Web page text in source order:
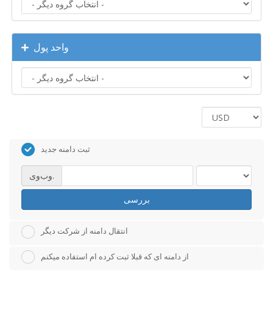
واحد پول
ثبت دامنه جدید
وب‌وی.
بررسی
انتقال دامنه از شرکت دیگر
از دامنه ای که قبلا ثبت کرده ام استفاده میکنم